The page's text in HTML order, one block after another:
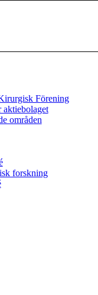
Förening
områden
forskning